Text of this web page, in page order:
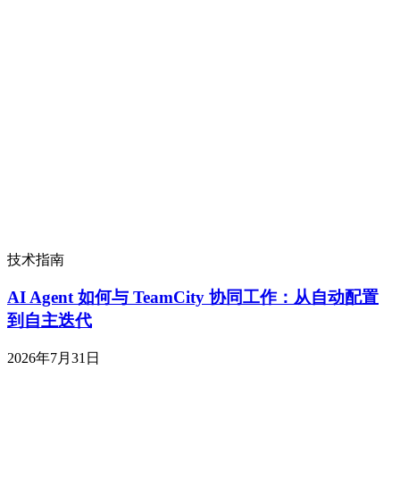
技术指南
AI Agent 如何与 TeamCity 协同工作：从自动配置
到自主迭代
2026年7月31日